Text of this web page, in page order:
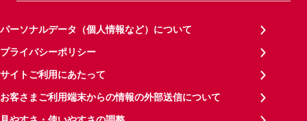
パーソナルデータ（個人情報など）について
プライバシーポリシー
サイトご利用にあたって
お客さまご利用端末からの情報の外部送信について